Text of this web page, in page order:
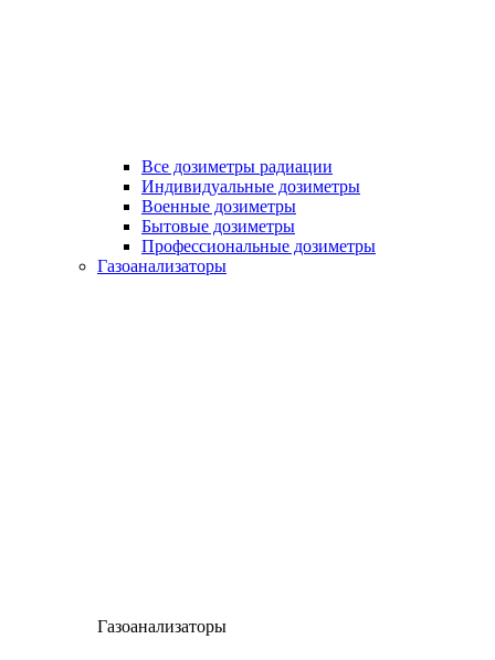
Все дозиметры радиации
Индивидуальные дозиметры
Военные дозиметры
Бытовые дозиметры
Профессиональные дозиметры
Газоанализаторы
Газоанализаторы